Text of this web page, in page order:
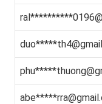
ral**********
duo*****
phu*****
abe*****